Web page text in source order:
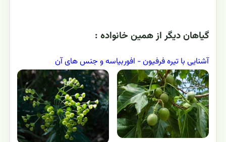
گياهان ديگر از همين خانواده :
آشنایی با تیره فرفیون - افوربیاسه و جنس های آن